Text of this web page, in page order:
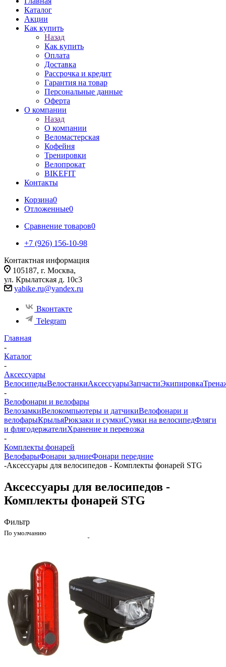
Каталог
Акции
Как купить
Назад
Как купить
Оплата
Доставка
Рассрочка и кредит
Гарантия на товар
Персональные данные
Оферта
О компании
Назад
О компании
Веломастерская
Кофейня
Тренировки
Велопрокат
BIKEFIT
Контакты
Корзина0
Отложенные0
Сравнение товаров0
+7 (926) 156-10-98
Контактная информация
105187, г. Москва,
ул. Крылатская д. 10с3
yabike.ru@yandex.ru
Вконтакте
Telegram
Главная
-
Каталог
-
Аксессуары
ВелосипедыВелостанкиАксессуарыЗапчастиЭкипировка
-
Велофонари и велофары
ВелозамкиВелокомпьютеры и датчикиВелофонари и
велофарыКрыльяРюкзаки и сумкиСумки на велосипедФляги
и флягодержателиХранение и перевозка
-
Комплекты фонарей
ВелофарыФонари задниеФонари передние
-Аксессуары для велосипедов - Комплекты фонарей STG
Аксессуары для велосипедов -
Комплекты фонарей STG
Фильтр
По умолчанию